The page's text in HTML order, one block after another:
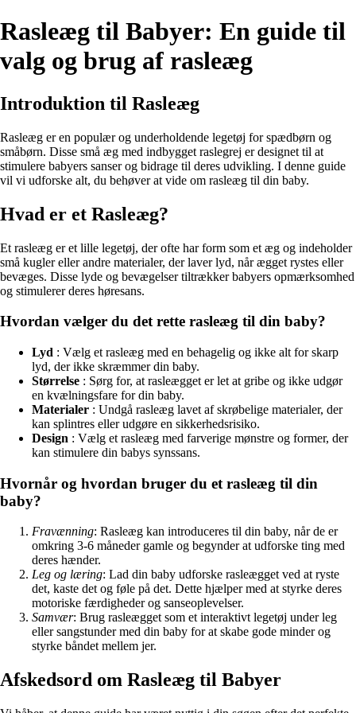
Rasleæg til Babyer: En guide til
valg og brug af rasleæg
Introduktion til Rasleæg
Rasleæg er en populær og underholdende legetøj for spædbørn og
småbørn. Disse små æg med indbygget raslegrej er designet til at
stimulere babyers sanser og bidrage til deres udvikling. I denne guide
vil vi udforske alt, du behøver at vide om rasleæg til din baby.
Hvad er et Rasleæg?
Et rasleæg er et lille legetøj, der ofte har form som et æg og indeholder
små kugler eller andre materialer, der laver lyd, når ægget rystes eller
bevæges. Disse lyde og bevægelser tiltrækker babyers opmærksomhed
og stimulerer deres høresans.
Hvordan vælger du det rette rasleæg til din baby?
Lyd : Vælg et rasleæg med en behagelig og ikke alt for skarp
lyd, der ikke skræmmer din baby.
Størrelse : Sørg for, at rasleægget er let at gribe og ikke udgør
en kvælningsfare for din baby.
Materialer : Undgå rasleæg lavet af skrøbelige materialer, der
kan splintres eller udgøre en sikkerhedsrisiko.
Design : Vælg et rasleæg med farverige mønstre og former, der
kan stimulere din babys synssans.
Hvornår og hvordan bruger du et rasleæg til din
baby?
Fravænning: Rasleæg kan introduceres til din baby, når de er
omkring 3-6 måneder gamle og begynder at udforske ting med
deres hænder.
Leg og læring: Lad din baby udforske rasleægget ved at ryste
det, kaste det og føle på det. Dette hjælper med at styrke deres
motoriske færdigheder og sanseoplevelser.
Samvær: Brug rasleægget som et interaktivt legetøj under leg
eller sangstunder med din baby for at skabe gode minder og
styrke båndet mellem jer.
Afskedsord om Rasleæg til Babyer